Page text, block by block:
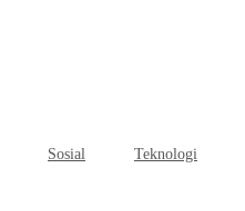
Sosial Teknologi